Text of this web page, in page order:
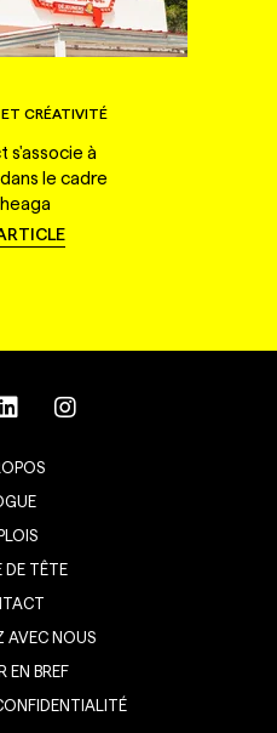
CRÉATIVITÉ
s'associe à
le cadre
DE TÊTE
AVEC NOUS
EN BREF